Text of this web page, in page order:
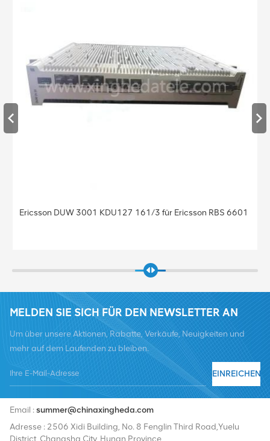
DUW 3001 KDU127 161/3 für Ericsson RBS 6601
MELDEN SIE SICH FÜR DEN NEWSLETTER AN
Um über unsere Aktionen, Rabatte, Verkäufe, Neuigkeiten und
mehr auf dem Laufenden zu bleiben.
EINREICHEN
Email :summer@chinaxingheda.com
Adresse : 2506 Xidi Building, No. 8 Fenglin Third Road,Yuelu
District, Changsha City, Hunan Province